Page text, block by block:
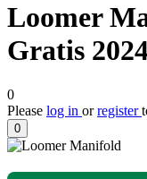
Loomer
Gratis
0
Please log in orregister
0